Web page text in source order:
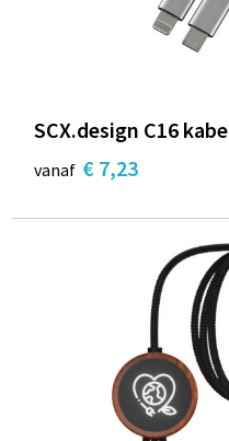
SCX.design C16
vanaf € 7,23